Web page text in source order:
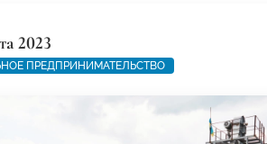
2023
ПРЕДПРИНИМАТЕЛЬСТВО